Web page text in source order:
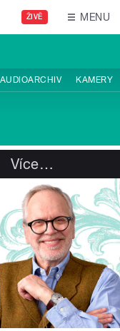
ŽIVĚ MENU
AUDIOARCHIV KAMERY
Více…